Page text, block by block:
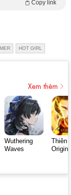
Copy link
HOT GIRL
Xem thêm
Wuthering
Waves
Thiên
Origin